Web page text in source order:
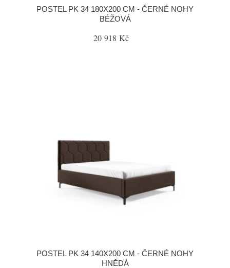
POSTEL PK 34 180X200 CM - ČERNÉ NOHY
BÉŽOVÁ
20 918 Kč
POSTEL PK 34 140X200 CM - ČERNÉ NOHY
HNĚDÁ